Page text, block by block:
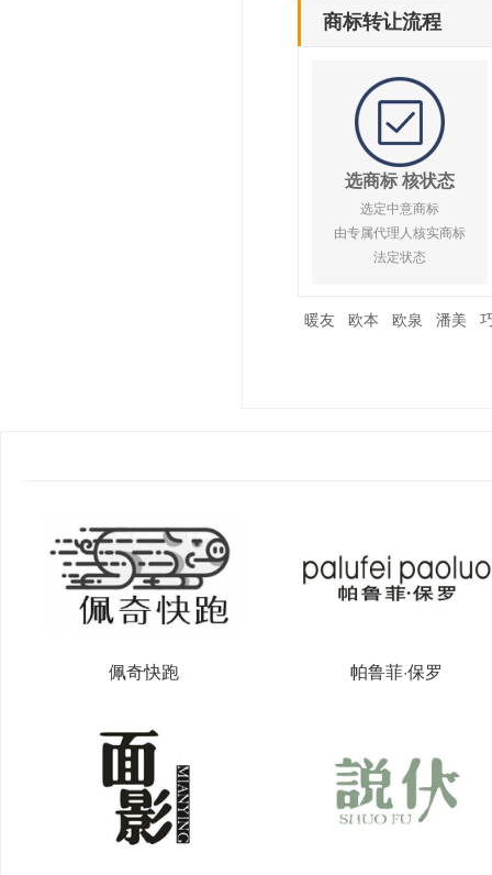
商标转让流程
选商标 核状态
选定中意商标
由专属代理人核实商标
法定状态
暖友 欧本 欧泉 潘美
佩奇快跑 帕鲁菲·保罗